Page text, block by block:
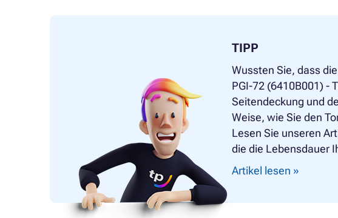
TIPP
Wussten Sie, dass
PGI-72 (6410B001) -
Seitendeckung und
Weise, wie Sie den
Lesen Sie unseren
die die Lebensdauer
Artikel lesen »